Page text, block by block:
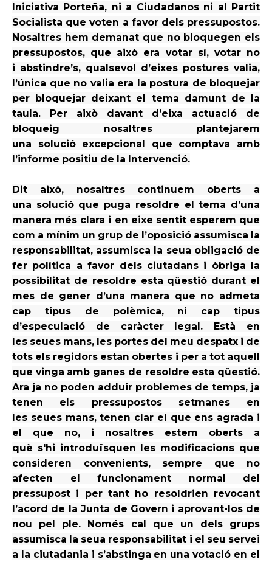
Iniciativa Porteña, ni a Ciudadanos ni al Partit
Socialista que voten a favor dels pressupostos.
Nosaltres hem demanat que no bloquegen els
pressupostos, que això era votar sí, votar no
i abstindre’s, qualsevol d’eixes postures valia,
l’única que no valia era la postura de bloquejar
per bloquejar deixant el tema damunt de la
taula. Per això davant d’eixa actuació de
bloqueig nosaltres plantejarem
una
solució excepcional que comptava amb
l’informe positiu de la Intervenció.
Dit això, nosaltres continuem oberts a
una solució que puga resoldre el tema d’una
manera més clara i en eixe sentit esperem que
com a mínim un grup de l’oposició assumisca la
responsabilitat, assumisca la seua obligació de
fer política a favor dels ciutadans i òbriga la
possibilitat de resoldre esta qüestió durant el
mes de gener d’una manera que no admeta
cap tipus de
polèmica, ni cap tipus
d’especulació de
caràcter
legal. Està en
les seues mans, les portes del meu despatx i de
tots els regidors estan obertes i per a tot aquell
que vinga amb ganes de resoldre esta qüestió.
Ara ja no poden adduir problemes de temps, ja
tenen els pressupostos
setmanes
en
les seues mans, tenen clar el que ens agrada i
el que no, i nosaltres estem oberts
a
què s'hi introduïsquen les modificacions que
consideren convenients, sempre que no
afecten el funcionament normal del
pressupost i per tant ho resoldrien revocant
l’acord de la Junta de Govern i aprovant-los de
nou pel ple.
Només
cal que un dels grups
assumisca la seua responsabilitat i el seu servei
a la ciutadania i s’abstinga en una votació en el